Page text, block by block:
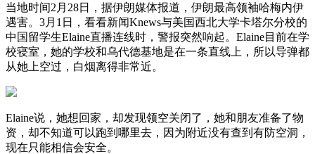
当地时间2月28日，据伊朗媒体报道，伊朗最高领袖哈梅内伊
遇害。3月1日，看看新闻Knews与美国西北大学卡塔尔分校的
中国留学生Elaine直播连线时，警报突然响起。Elaine目前在学
校寝室，她的学校和乌代德基地是在一条直线上，所以导弹都
从她上空过，白烟离得非常近。
Elaine说，她想回家，却发现领空关闭了，她和朋友准备了物
资，却不知道可以跑到哪里去，因为附近没有查到有防空洞，
现在只能相信会安全。